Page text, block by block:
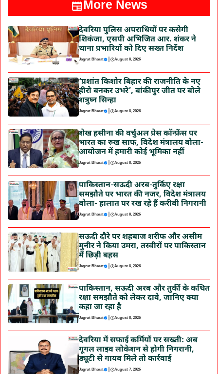
More News
देवरिया पुलिस अपराधियों पर कसेगी
शिकंजा, एसपी अभिजित आर. शंकर ने
थाना प्रभारियों को दिए सख्त निर्देश
Jagrut Bharat | August 8, 2026
‘प्रशांत किशोर बिहार की राजनीति के नए
हीरो बनकर उभरे’, बांकीपुर जीत पर बोले
शत्रुघ्न सिन्हा
Jagrut Bharat | August 8, 2026
शेख हसीना की वर्चुअल प्रेस कॉन्फ्रेंस पर
भारत का रुख साफ, विदेश मंत्रालय बोला-
आयोजन में हमारी कोई भूमिका नहीं
Jagrut Bharat | August 8, 2026
पाकिस्तान-सऊदी अरब-तुर्किए रक्षा
समझौते पर भारत की नजर, विदेश मंत्रालय
बोला- हालात पर रख रहे हैं करीबी निगरानी
Jagrut Bharat | August 8, 2026
सऊदी दौरे पर शहबाज शरीफ और असीम
मुनीर ने किया उमरा, तस्वीरों पर पाकिस्तान
में छिड़ी बहस
Jagrut Bharat | August 8, 2026
पाकिस्तान, सऊदी अरब और तुर्की के कथित
रक्षा समझौते को लेकर दावे, जानिए क्या
कहा जा रहा है
Jagrut Bharat | August 8, 2026
देवरिया में सफाई कर्मियों पर सख्ती: अब
गूगल लाइव लोकेशन से होगी निगरानी,
ड्यूटी से गायब मिले तो कार्रवाई
Jagrut Bharat | August 7, 2026